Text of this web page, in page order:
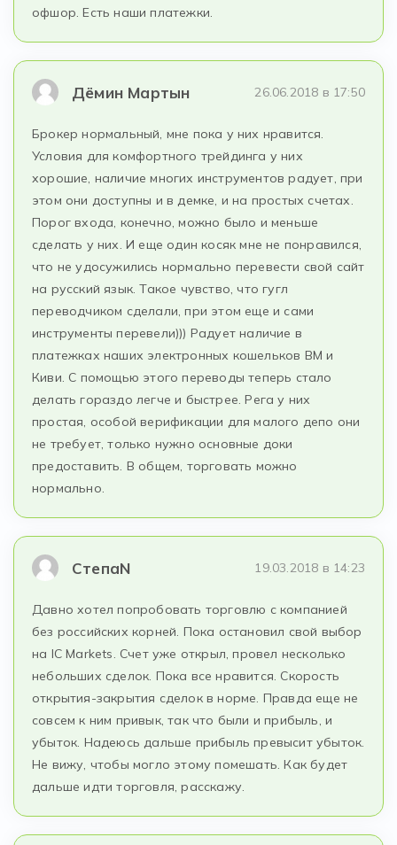
офшор. Есть наши платежки.
Дёмин Мартын 26.06.2018 в 17:50
Брокер нормальный, мне пока у них нравится.
Условия для комфортного трейдинга у них
хорошие, наличие многих инструментов радует, при
этом они доступны и в демке, и на простых счетах.
Порог входа, конечно, можно было и меньше
сделать у них. И еще один косяк мне не понравился,
что не удосужились нормально перевести свой сайт
на русский язык. Такое чувство, что гугл
переводчиком сделали, при этом еще и сами
инструменты перевели))) Радует наличие в
платежках наших электронных кошельков ВМ и
Киви. С помощью этого переводы теперь стало
делать гораздо легче и быстрее. Рега у них
простая, особой верификации для малого депо они
не требует, только нужно основные доки
предоставить. В общем, торговать можно
нормально.
СтепаN 19.03.2018 в 14:23
Давно хотел попробовать торговлю с компанией
без российских корней. Пока остановил свой выбор
на IC Markets. Счет уже открыл, провел несколько
небольших сделок. Пока все нравится. Скорость
открытия-закрытия сделок в норме. Правда еще не
совсем к ним привык, так что были и прибыль, и
убыток. Надеюсь дальше прибыль превысит убыток.
Не вижу, чтобы могло этому помешать. Как будет
дальше идти торговля, расскажу.